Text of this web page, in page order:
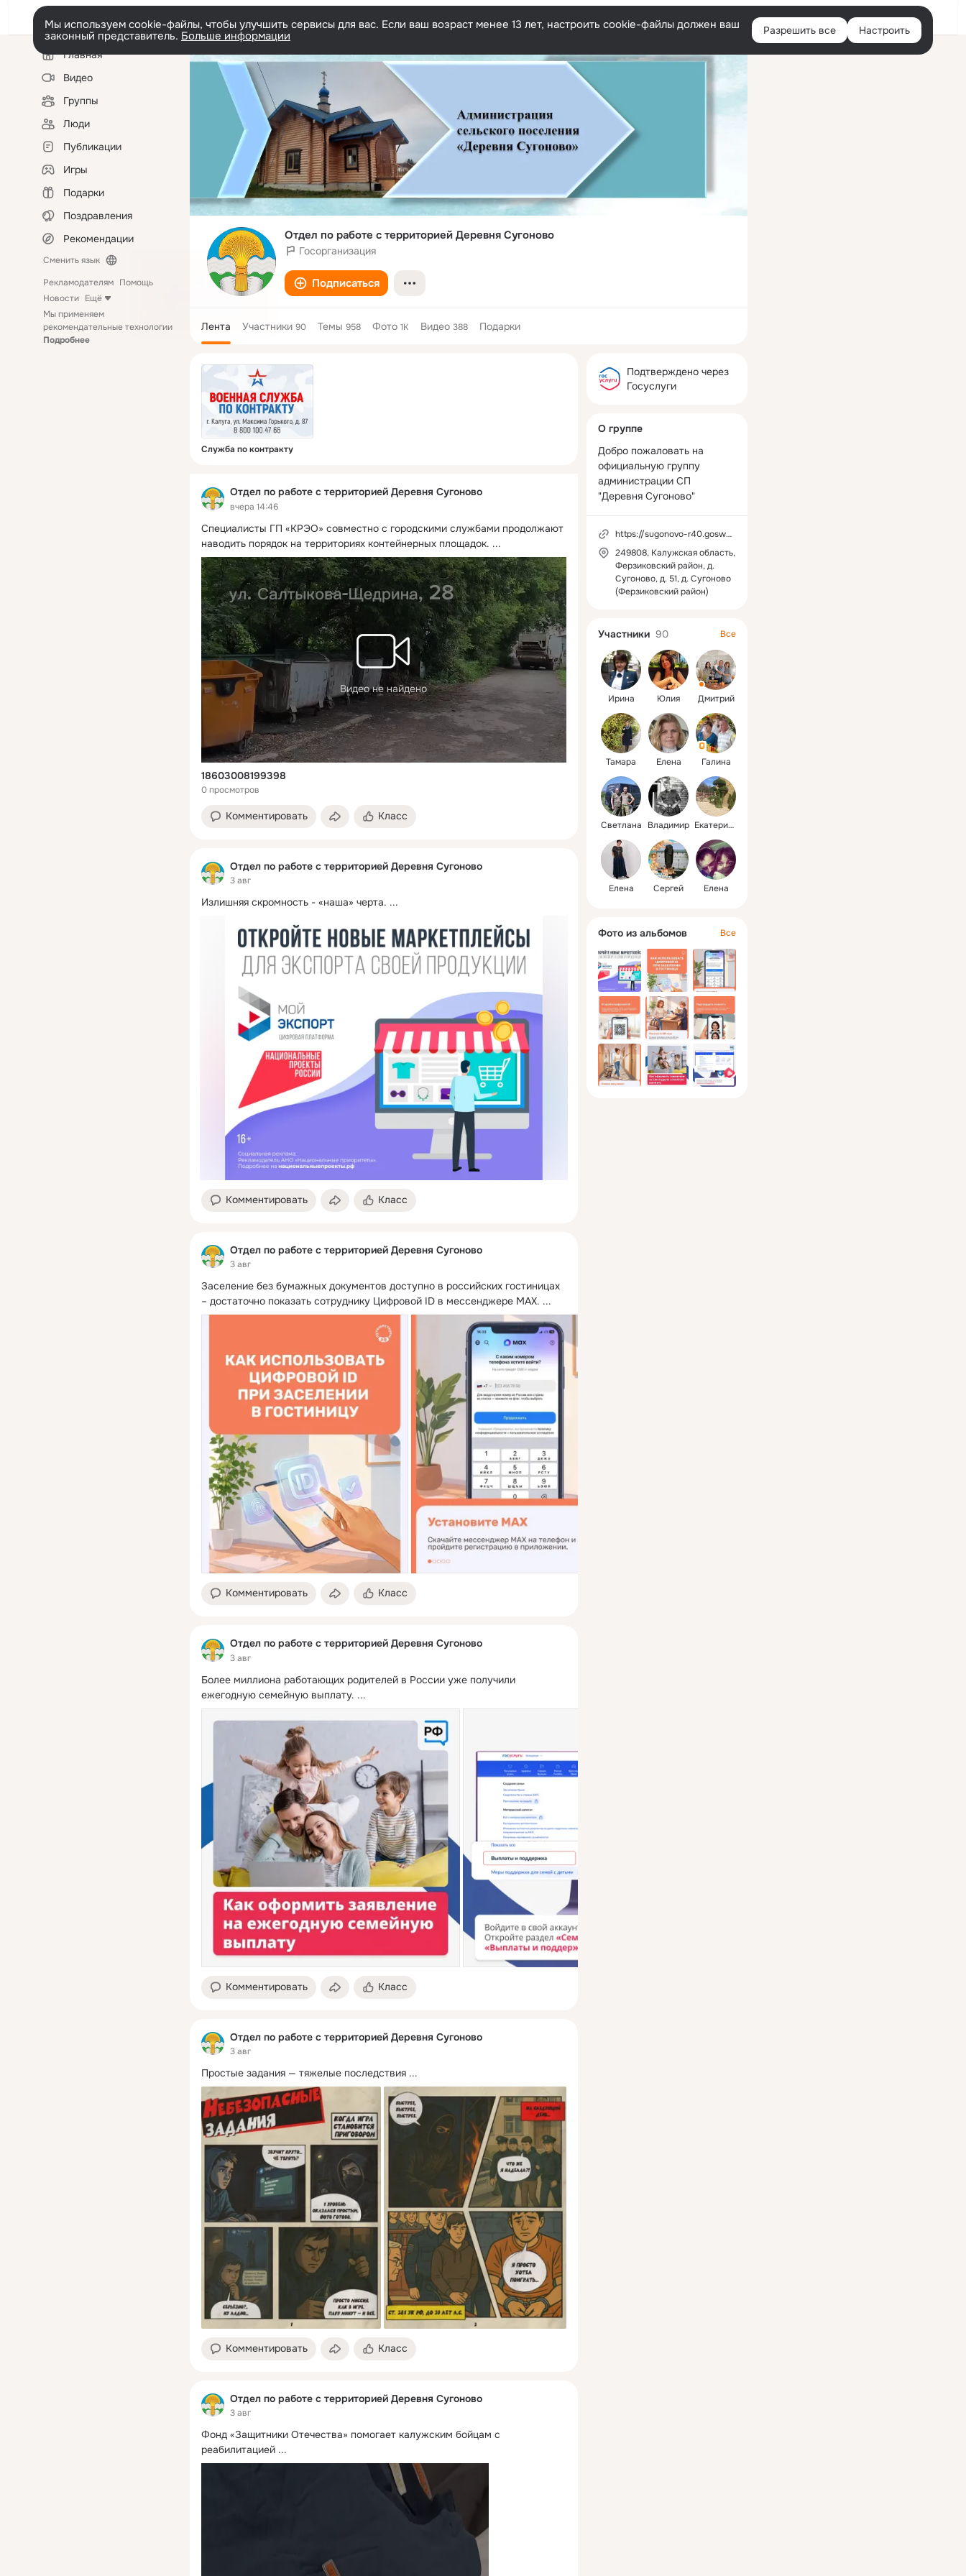
Войти
Мы используем cookie-файлы, чтобы улучшить сервисы для вас. Если ваш возраст менее 13 лет, настроить cookie-файлы должен ваш
законный представитель. Больше информации Разрешить все Настроить
Левая
колонкаГлавная
Видео
Группы
Люди
Публикации
Игры
Подарки
Поздравления
Рекомендации
Сменить язык
Рекламодателям Помощь
Новости Ещё
Мы применяем
рекомендательные технологии
Подробнее
Отдел по работе с территорией Деревня Сугоново
Госорганизация
Подписаться
Лента Участники 90 Темы 958 Фото 1K Видео 388 Подарки
Служба по контракту
Отдел по работе с территорией Деревня Сугоново
вчера 14:46
Специалисты ГП «КРЭО» совместно с городскими службами продолжают
наводить порядок на территориях контейнерных площадок. ...
Видео не найдено
18603008199398
0 просмотров
Комментировать Класс
Отдел по работе с территорией Деревня Сугоново
3 авг
Излишняя скромность - «наша» черта. ...
Комментировать Класс
Отдел по работе с территорией Деревня Сугоново
3 авг
Заселение без бумажных документов доступно в российских гостиницах
– достаточно показать сотруднику Цифровой ID в мессенджере MAX. ...
Комментировать Класс
Отдел по работе с территорией Деревня Сугоново
3 авг
Более миллиона работающих родителей в России уже получили
ежегодную семейную выплату. ...
Комментировать Класс
Отдел по работе с территорией Деревня Сугоново
3 авг
Простые задания — тяжелые последствия ...
Комментировать Класс
Отдел по работе с территорией Деревня Сугоново
3 авг
Фонд «Защитники Отечества» помогает калужским бойцам с
реабилитацией ...
колонка
Подтверждено через
Госуслуги
О группе
Добро пожаловать на
официальную группу
администрации СП
"Деревня Сугоново"
https://sugonovo-r40.gosweb.gosuslugi.ru/
249808, Калужская область,
Ферзиковский район, д.
Сугоново, д. 51, д. Сугоново
(Ферзиковский район)
Участники 90 Все
Ирина Юлия Дмитрий
Тамара Елена Галина
Светлана Владимир Екатерина
Елена Сергей Елена
Фото из альбомов Все